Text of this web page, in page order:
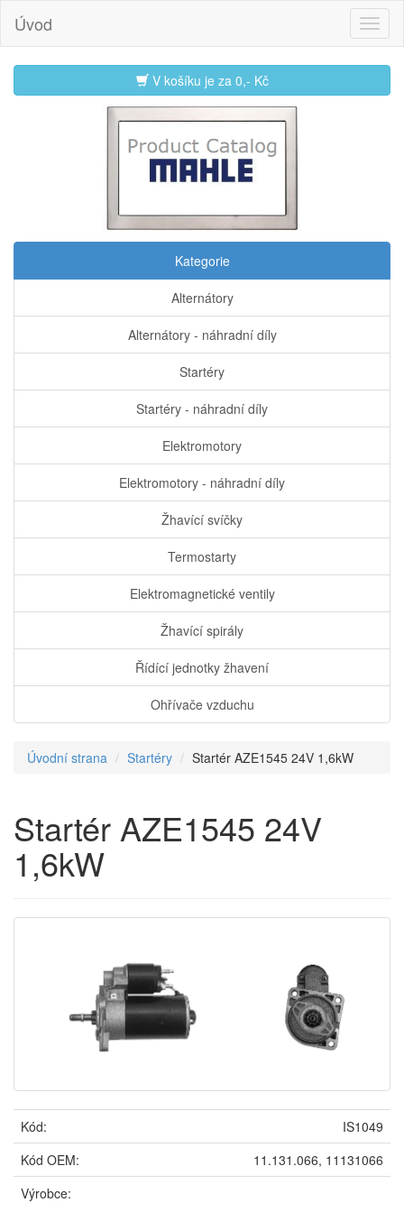
Úvod
V košíku je za 0,- Kč
Kategorie
Alternátory
Alternátory - náhradní díly
Startéry
Startéry - náhradní díly
Elektromotory
Elektromotory - náhradní díly
Žhavící svíčky
Termostarty
Elektromagnetické ventily
Žhavící spirály
Řídící jednotky žhavení
Ohřívače vzduchu
Úvodní strana Startéry Startér AZE1545 24V 1,6kW
Startér AZE1545 24V
1,6kW
Kód:
IS1049
Kód OEM:
11.131.066, 11131066
Výrobce: